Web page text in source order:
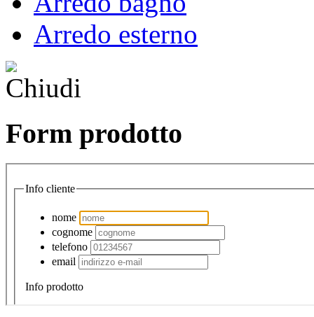
Arredo esterno
Form prodotto